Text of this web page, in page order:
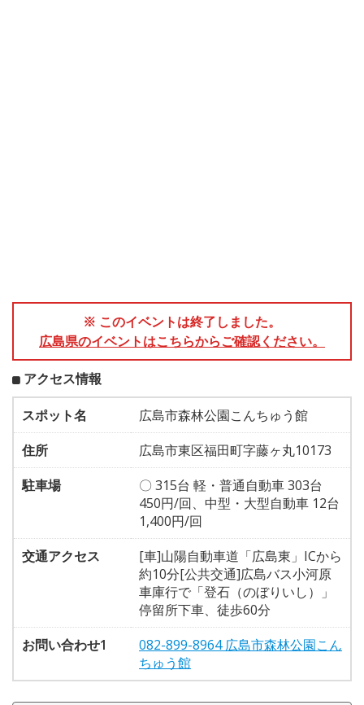
※ このイベントは終了しました。
広島県のイベントはこちらからご確認ください。
アクセス情報
スポット名
広島市森林公園こんちゅう館
住所
広島市東区福田町字藤ヶ丸10173
駐車場
〇 315台 軽・普通自動車 303台
450円/回、中型・大型自動車 12台
1,400円/回
交通アクセス
[車]山陽自動車道「広島東」ICから
約10分[公共交通]広島バス小河原
車庫行で「登石（のぼりいし）」
停留所下車、徒歩60分
お問い合わせ1
082-899-8964 広島市森林公園こん
ちゅう館